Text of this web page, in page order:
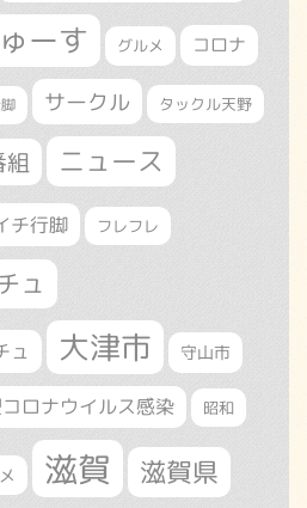
ーす グルメ コロナ
サークル タックル天野
組 ニュース
チ行脚 フレフレ
ュ
ュ 大津市 守山市
ロナウイルス感染 昭和
滋賀 滋賀県